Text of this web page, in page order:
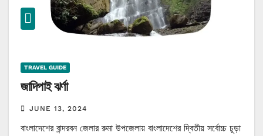
TRAVEL GUIDE
জাদিপাই ঝর্ণা
JUNE 13, 2024
বাংলাদেশের বান্দরবন জেলার রুমা উপজেলায় বাংলাদেশের দ্বিতীয় সর্বোচ্চ চূড়া